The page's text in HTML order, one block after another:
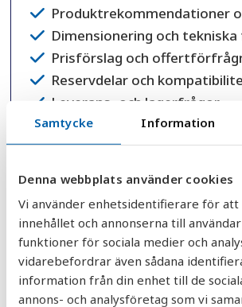
Samtycke Information
Denna webbplats använder cookies
Vi använder enhetsidentifierare för att
innehållet och annonserna till
funktioner för sociala medier och
vidarebefordrar även sådana
information från din enhet till de
annons- och analysföretag som vi
Produktrekommendationer
Dimensionering och
Prisförslag och
Reservdelar och
Leverans- och lagerfrågor
Nya beställningar och
Över 30 års erfarenhet inom
Personlig rådgivning från
specialister
Noggrant utvalda
Snabba leveranser från eget
Trygg support före, under